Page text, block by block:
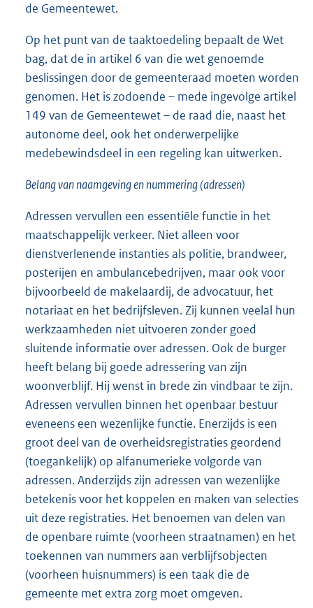
de Gemeentewet.
Op het punt van de taaktoedeling bepaalt de Wet
bag, dat de in artikel 6 van die wet genoemde
beslissingen door de gemeenteraad moeten worden
genomen. Het is zodoende – mede ingevolge artikel
149 van de Gemeentewet – de raad die, naast het
autonome deel, ook het onderwerpelijke
medebewindsdeel in een regeling kan uitwerken.
Belang van naamgeving en nummering (adressen)
Adressen vervullen een essentiële functie in het
maatschappelijk verkeer. Niet alleen voor
dienstverlenende instanties als politie, brandweer,
posterijen en ambulancebedrijven, maar ook voor
bijvoorbeeld de makelaardij, de advocatuur, het
notariaat en het bedrijfsleven. Zij kunnen veelal hun
werkzaamheden niet uitvoeren zonder goed
sluitende informatie over adressen. Ook de burger
heeft belang bij goede adressering van zijn
woonverblijf. Hij wenst in brede zin vindbaar te zijn.
Adressen vervullen binnen het openbaar bestuur
eveneens een wezenlijke functie. Enerzijds is een
groot deel van de overheidsregistraties geordend
(toegankelijk) op alfanumerieke volgorde van
adressen. Anderzijds zijn adressen van wezenlijke
betekenis voor het koppelen en maken van selecties
uit deze registraties. Het benoemen van delen van
de openbare ruimte (voorheen straatnamen) en het
toekennen van nummers aan verblijfsobjecten
(voorheen huisnummers) is een taak die de
gemeente met extra zorg moet omgeven.